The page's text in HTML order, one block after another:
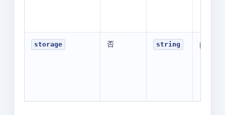
storage 否 string public